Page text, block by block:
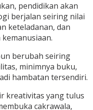
pendidikan akan
berjalan seiring nilai
keteladanan, dan
berubah seiring
minimnya buku,
hambatan tersendiri.
kreativitas yang tulus
cakrawala,